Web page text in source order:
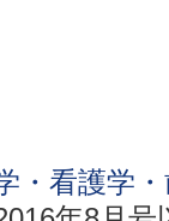
・看護学